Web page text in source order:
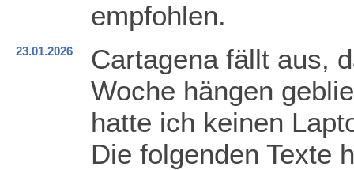
empfohlen.
23.01.2026
Cartagena fällt aus,
Woche hängen
hatte ich keinen
Die folgenden Texte